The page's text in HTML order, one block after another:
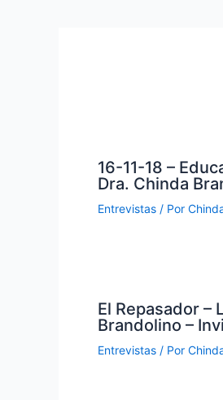
16-11-18 –
Dra. Chinda
Entrevistas / Por
El Repasador –
Brandolino –
Entrevistas / Por